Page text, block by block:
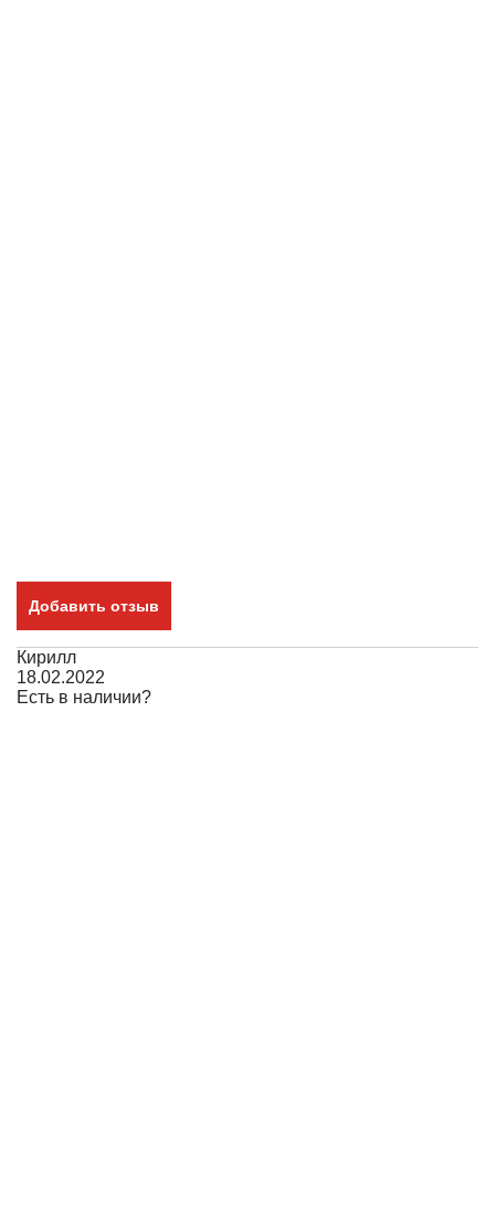
Добавить отзыв
Кирилл
18.02.2022
Есть в наличии?